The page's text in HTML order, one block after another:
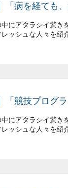
「病を経ても
にアタラシイ驚
ッシュな人々を
「競技プログ
にアタラシイ驚
レッシュな人々を